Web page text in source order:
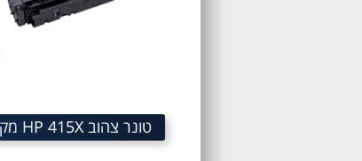
טונר צהוב HP 415X מק"ט HP 415X Yellow Toner cartridge HP W2032X